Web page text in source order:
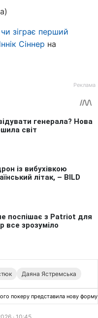
чи зіграє перший
Сіннер на
Даяна Ястремська
покеру представила нову